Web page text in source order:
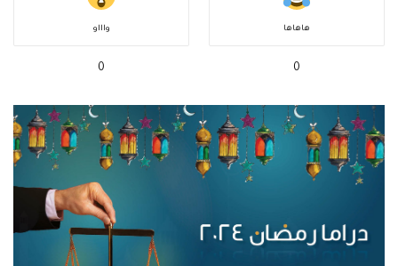
هاهاها
0
واااو
0